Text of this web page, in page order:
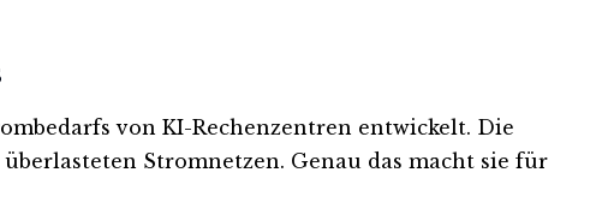
von KI-Rechenzentren entwickelt. Die
Stromnetzen. Genau das macht sie für